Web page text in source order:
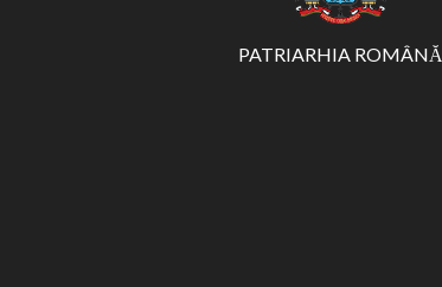
PATRIARHIA ROMÂNĂ